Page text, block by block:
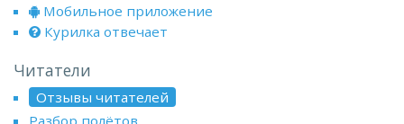
Мобильное приложение
Курилка отвечает
Читатели
Отзывы читателей